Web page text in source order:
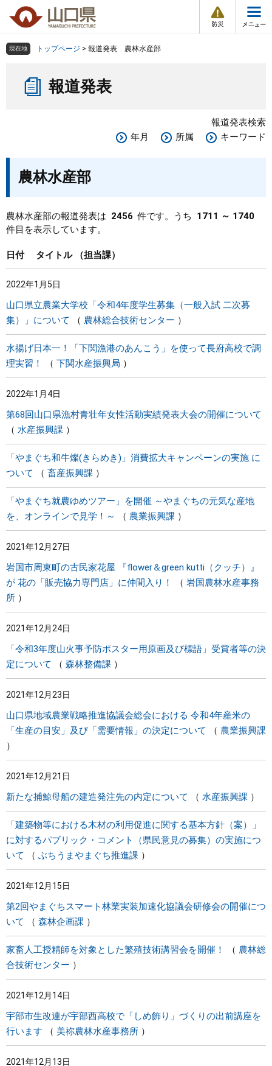
の
ー
メ
組織で探す
Other Languages
くらし・環境
教育・文化・スポーツ
しごと・産業・観光
県政情報
現在地 トップページ > 報道発表 農林水産部
報道発表
報道発表検索
年月
所属 キーワード
農林水産部
農林水産部の報道発表は 2456 件です。うち
1711 ～ 1740
件目を表示しています。
日付 タイトル 担当課
2022年1月5日
山口県立農業大学校「令和4年度学生募集（一般入試 二次募
集）」について
農林総合技術センター
水揚げ日本一！「下関漁港のあんこう」を使って長府高校で調
理実習！
下関水産振興局
2022年1月4日
第68回山口県漁村青壮年女性活動実績発表大会の開催について
水産振興課
「やまぐち和牛燦(きらめき)」消費拡大キャンペーンの実施 に
ついて
畜産振興課
「やまぐち就農ゆめツアー」を開催 ～やまぐちの元気な産地
を、オンラインで見学！～
農業振興課
2021年12月27日
岩国市周東町の古民家花屋 『flower＆green kutti（クッチ）』
が 花の「販売協力専門店」に仲間入り！
岩国農林水産事務
所
2021年12月24日
「令和3年度山火事予防ポスター用原画及び標語」受賞者等の決
定について
森林整備課
2021年12月23日
山口県地域農業戦略推進協議会総会における 令和4年産米の
「生産の目安」及び「需要情報」の決定について
農業振興課
2021年12月21日
新たな捕鯨母船の建造発注先の内定について 水産振興課
「建築物等における木材の利用促進に関する基本方針（案）」
に対するパブリック・コメント（県民意見の募集）の実施につ
いて
ぶちうまやまぐち推進課
2021年12月15日
第2回やまぐちスマート林業実装加速化協議会研修会の開催につ
いて
森林企画課
家畜人工授精師を対象とした繁殖技術講習会を開催！
農林総
合技術センター
2021年12月14日
宇部市生改連が宇部西高校で「しめ飾り」づくりの出前講座を
行います
美祢農林水産事務所
2021年12月13日